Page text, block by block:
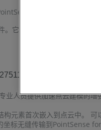
for AutoCAD以及其
它包含用於Auto CAD的自
业人员提供加速点云建模的
元素首次嵌入到点云中。
坐标无缝传输到PointSense